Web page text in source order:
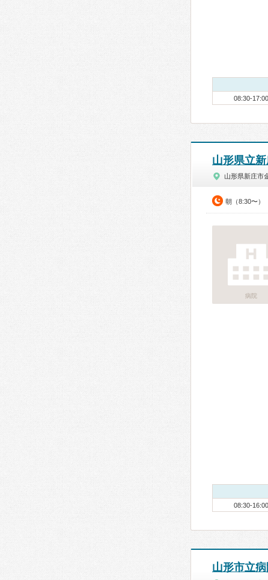
08:30-17:00
山形県立
山形県新庄市
朝（8:30〜）
病院
08:30-16:00
山形市立